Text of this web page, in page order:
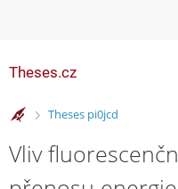
Theses.cz
>
Theses pi0jcd
Vliv